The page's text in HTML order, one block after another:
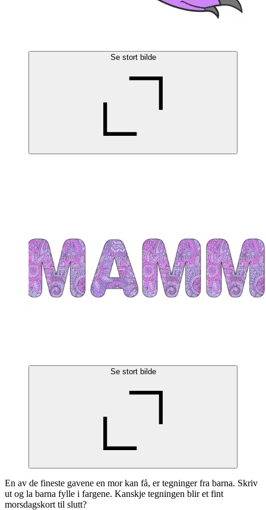
Se stort bilde
Se stort bilde
En av de fineste gavene en mor kan få, er tegninger fra barna. Skriv
ut og la barna fylle i fargene. Kanskje tegningen blir et fint
morsdagskort til slutt?